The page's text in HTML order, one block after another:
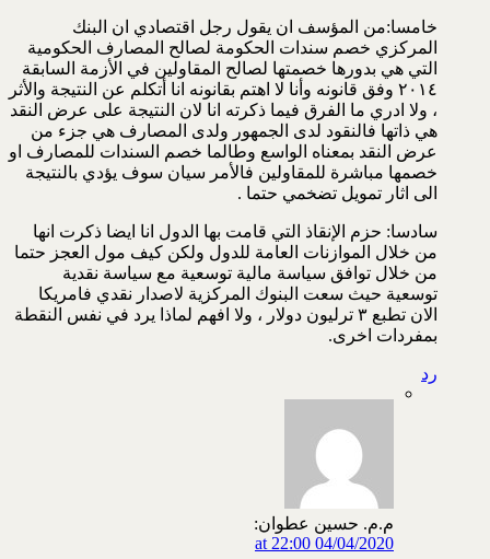
خامسا:من المؤسف ان يقول رجل اقتصادي ان البنك
المركزي خصم سندات الحكومة لصالح المصارف الحكومية
التي هي بدورها خصمتها لصالح المقاولين في الأزمة السابقة
٢٠١٤ وفق قانونه وأنا لا اهتم بقانونه انا أتكلم عن النتيجة والأثر
، ولا ادري ما الفرق فيما ذكرته انا لان النتيجة على عرض النقد
هي ذاتها فالنقود لدى الجمهور ولدى المصارف هي جزء من
عرض النقد بمعناه الواسع وطالما خصم السندات للمصارف او
خصمها مباشرة للمقاولين فالأمر سيان سوف يؤدي بالنتيجة
الى اثار تمويل تضخمي حتما .
سادسا: حزم الإنقاذ التي قامت بها الدول انا ايضا ذكرت انها
من خلال الموازنات العامة للدول ولكن كيف مول العجز حتما
من خلال توافق سياسة مالية توسعية مع سياسة نقدية
توسعية حيث سعت البنوك المركزية لاصدار نقدي فامريكا
الان تطبع ٣ ترليون دولار ، ولا افهم لماذا يرد في نفس النقطة
بمفردات اخرى.
رد
م.م. حسين عطوان:
04/04/2020 at 22:00